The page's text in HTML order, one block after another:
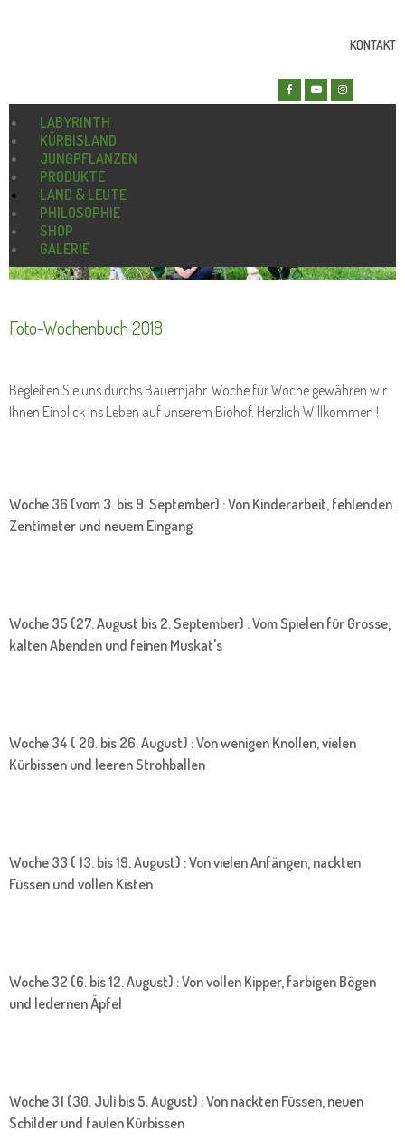
KONTAKT
LABYRINTH
KÜRBISLAND
JUNGPFLANZEN
PRODUKTE
LAND & LEUTE
PHILOSOPHIE
SHOP
GALERIE
Foto-Wochenbuch 2018
Begleiten Sie uns durchs Bauernjahr. Woche für Woche gewähren wir
Ihnen Einblick ins Leben auf unserem Biohof. Herzlich Willkommen !
Woche 36 (vom 3. bis 9. September) : Von Kinderarbeit, fehlenden
Zentimeter und neuem Eingang
Woche 35 (27. August bis 2. September) : Vom Spielen für Grosse,
kalten Abenden und feinen Muskat's
Woche 34 ( 20. bis 26. August) : Von wenigen Knollen, vielen
Kürbissen und leeren Strohballen
Woche 33 ( 13. bis 19. August) : Von vielen Anfängen, nackten
Füssen und vollen Kisten
Woche 32 (6. bis 12. August) : Von vollen Kipper, farbigen Bögen
und ledernen Äpfel
Woche 31 (30. Juli bis 5. August) : Von nackten Füssen, neuen
Schilder und faulen Kürbissen